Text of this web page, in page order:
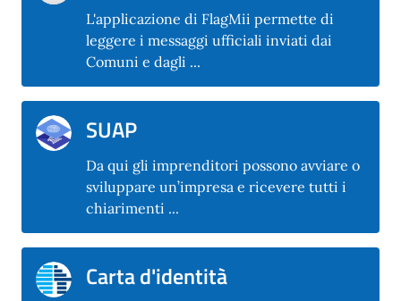
L'applicazione di FlagMii permette di
leggere i messaggi ufficiali inviati dai
Comuni e dagli ...
SUAP
Da qui gli imprenditori possono avviare o
sviluppare un’impresa e ricevere tutti i
chiarimenti ...
Carta d'identità